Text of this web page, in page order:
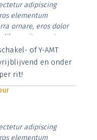
adipiscing
elementum
ornare, eros dolor
libero vitae erat.
id rutrum lorem
posuere.
of Y-AMT
en onder
rit!
adipiscing
elementum